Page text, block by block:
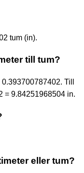
tum (in).
till tum?
Till
= 9.84251968504 in.
eller tum?